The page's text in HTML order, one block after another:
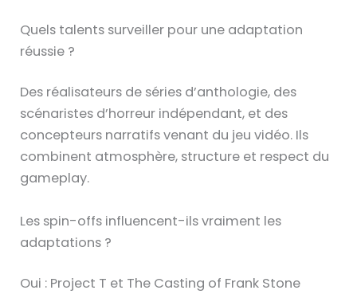
Quels talents surveiller pour une adaptation
réussie ?
Des réalisateurs de séries d’anthologie, des
scénaristes d’horreur indépendant, et des
concepteurs narratifs venant du jeu vidéo. Ils
combinent atmosphère, structure et respect du
gameplay.
Les spin-offs influencent-ils vraiment les
adaptations ?
Oui : Project T et The Casting of Frank Stone